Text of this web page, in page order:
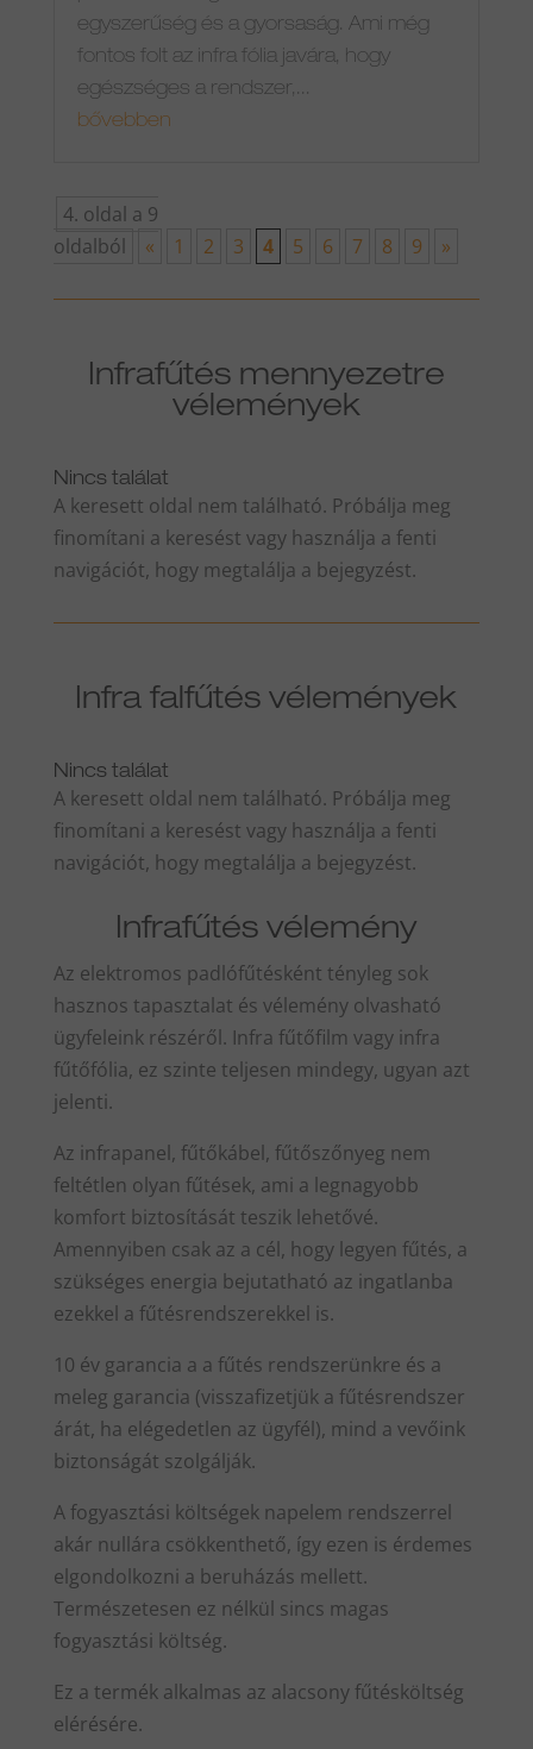
egyszerűség és a gyorsaság. Ami még
fontos folt az infra fólia javára, hogy
egészséges a rendszer,...
bővebben
4. oldal a 9
oldalból
« 1 2 3 4 5 6 7 8 9 »
Infrafűtés mennyezetre
vélemények
Nincs találat
A keresett oldal nem található. Próbálja meg
finomítani a keresést vagy használja a fenti
navigációt, hogy megtalálja a bejegyzést.
Infra falfűtés vélemények
Nincs találat
A keresett oldal nem található. Próbálja meg
finomítani a keresést vagy használja a fenti
navigációt, hogy megtalálja a bejegyzést.
Infrafűtés vélemény
Az elektromos padlófűtésként tényleg sok
hasznos tapasztalat és vélemény olvasható
ügyfeleink részéről. Infra fűtőfilm vagy infra
fűtőfólia, ez szinte teljesen mindegy, ugyan azt
jelenti.
Az infrapanel, fűtőkábel, fűtőszőnyeg nem
feltétlen olyan fűtések, ami a legnagyobb
komfort biztosítását teszik lehetővé.
Amennyiben csak az a cél, hogy legyen fűtés, a
szükséges energia bejutatható az ingatlanba
ezekkel a fűtésrendszerekkel is.
10 év garancia a a fűtés rendszerünkre és a
meleg garancia (visszafizetjük a fűtésrendszer
árát, ha elégedetlen az ügyfél), mind a vevőink
biztonságát szolgálják.
A fogyasztási költségek napelem rendszerrel
akár nullára csökkenthető, így ezen is érdemes
elgondolkozni a beruházás mellett.
Természetesen ez nélkül sincs magas
fogyasztási költség.
Ez a termék alkalmas az alacsony fűtésköltség
elérésére.